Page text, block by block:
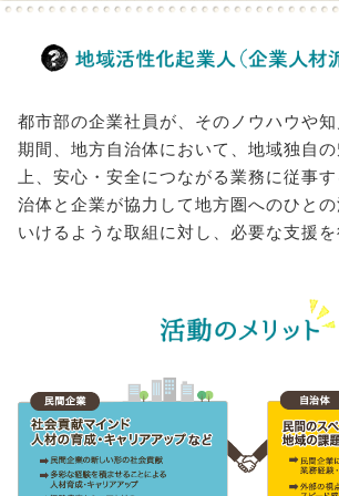
都市部の企業社員が、そのノウハウや
期間、地方自治体において、地域独自
上、安心・安全につながる業務に従事
治体と企業が協力して地方圏へのひと
いけるような取組に対し、必要な支援を